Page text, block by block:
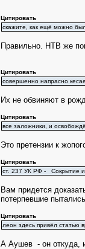
Цитировать
скажите, как ещё можно
Правильно. НТВ же
Цитировать
совершенно напрасно
Их не обвиняют в
Цитировать
все заложники, и
Это претензии к
Цитировать
ст. 237 УК РФ - Сокрытие
Вам придется
потерпевшие
Цитировать
леон здесь привёл статью
А Аушев - он откуда,